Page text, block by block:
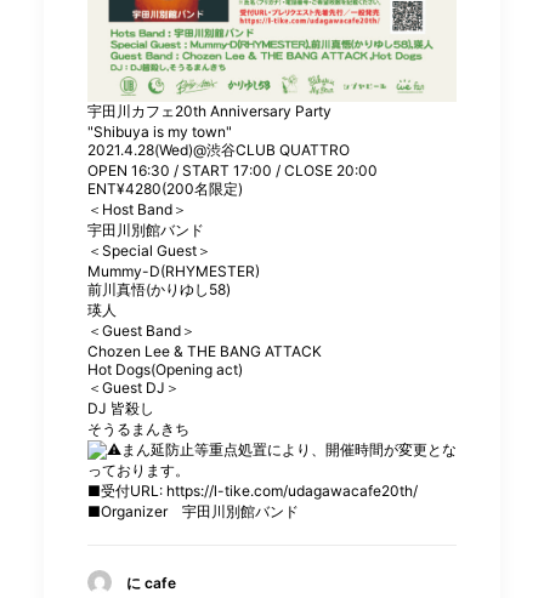
宇田川カフェ20th Anniversary Party
"Shibuya is my town"
2021.4.28(Wed)@渋谷CLUB QUATTRO
OPEN 16:30 / START 17:00 / CLOSE 20:00
ENT¥4280(200名限定)
＜Host Band＞
宇田川別館バンド
＜Special Guest＞
Mummy-D(RHYMESTER)
前川真悟(かりゆし58)
瑛人
＜Guest Band＞
Chozen Lee & THE BANG ATTACK
Hot Dogs(Opening act)
＜Guest DJ＞
DJ 皆殺し
そうるまんきち
まん延防止等重点処置により、開催時間が変更とな
っております。
■受付URL: https://l-tike.com/udagawacafe20th/
■Organizer 宇田川別館バンド
に cafe